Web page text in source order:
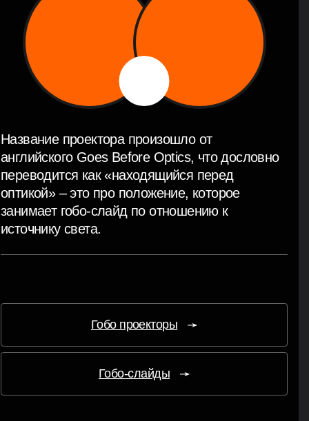
Название проектора произошло от
английского Goes Before Optics, что дословно
переводится как «находящийся перед
оптикой» – это про положение, которое
занимает гобо-слайд по отношению к
источнику света.
Гобо проекторы
Гобо-слайды